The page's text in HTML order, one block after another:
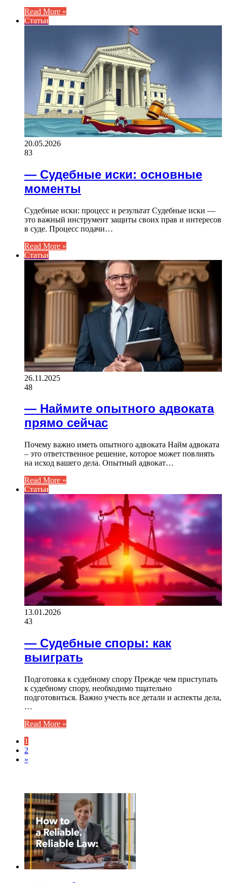
Read More »
Статьи
20.05.2026
83
— Судебные иски: основные
моменты
Судебные иски: процесс и результат Судебные иски —
это важный инструмент защиты своих прав и интересов
в суде. Процесс подачи…
Read More »
Статьи
26.11.2025
48
— Наймите опытного адвоката
прямо сейчас
Почему важно иметь опытного адвоката Найм адвоката
– это ответственное решение, которое может повлиять
на исход вашего дела. Опытный адвокат…
Read More »
Статьи
13.01.2026
43
— Судебные споры: как
выиграть
Подготовка к судебному спору Прежде чем приступать
к судебному спору, необходимо тщательно
подготовиться. Важно учесть все детали и аспекты дела,
…
Read More »
1
2
»